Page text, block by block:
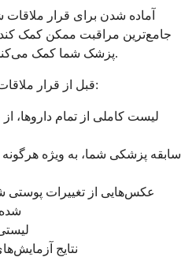
آماده شدن برای قرار ملاقات
جامع‌ترین مراقبت ممکن کمک
پزشک شما کمک می‌کند تا تصمیمات درمانی دقیقی بگیرد.
قبل از قرار ملاقات خود، موارد زیر را جمع آوری کنید:
لیست کاملی از تمام داروها،
سابقه پزشکی شما، به ویژه
عکس‌هایی از تغییرات
نتایج